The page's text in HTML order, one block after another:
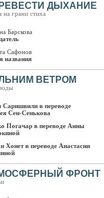
ДЫХАНИЕ
на грани стиха
Барскова
Сафонов
названия
ВЕТРОМ
Саришвили в переводе
Сен-Сенькова
Погачар в переводе Анны
Хонет в переводе Анастасии
ФРОНТ